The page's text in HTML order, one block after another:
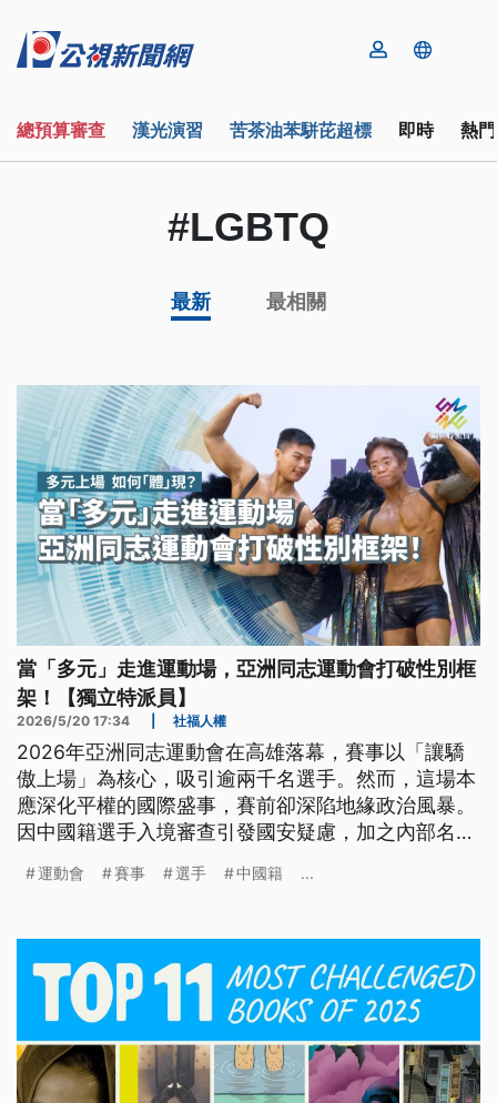
總預算審查 漢光演習 苦茶油苯駢芘超標 即時 熱
#LGBTQ
最新 最相關
當「多元」走進運動場，亞洲同志運動會打破性別框
架！【獨立特派員】
2026/5/20 17:34 社福人權
2026年亞洲同志運動會在高雄落幕，賽事以「讓驕
傲上場」為核心，吸引逾兩千名選手。然而，這場本
應深化平權的國際盛事，賽前卻深陷地緣政治風暴。
因中國籍選手入境審查引發國安疑慮，加之內部名冊
價值的平權初衷，在層出不窮的爭議中一度失焦。
運動會 賽事 選手 中國籍 ...